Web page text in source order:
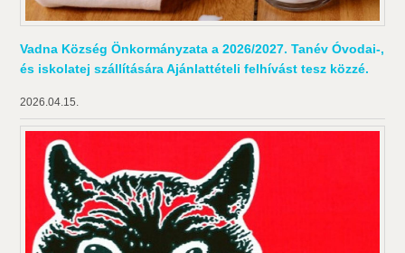
Vadna Község Önkormányzata a 2026/2027. Tanév Óvodai-,
és iskolatej szállítására Ajánlattételi felhívást tesz közzé.
2026.04.15.